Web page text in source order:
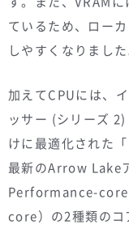
ているため、ロー
しやすくなりました
加えてCPUには、
ッサー (シリーズ
けに最適化された
最新のArrow Lake
Performance-
core）の2種類のコ